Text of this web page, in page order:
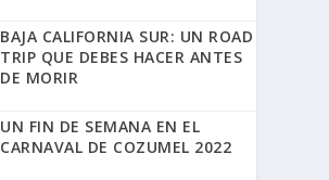
BAJA CALIFORNIA SUR: UN ROAD
TRIP QUE DEBES HACER ANTES
DE MORIR
UN FIN DE SEMANA EN EL
CARNAVAL DE COZUMEL 2022